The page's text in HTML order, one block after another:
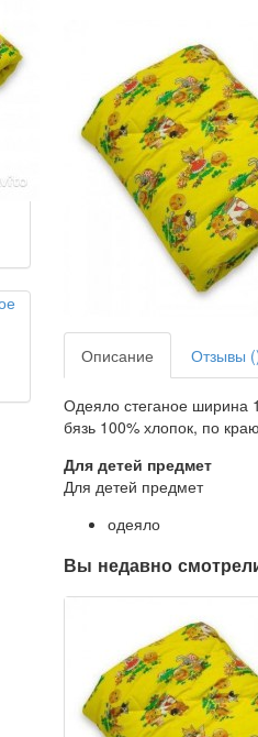
Описание Отзывы
Одеяло стеганое ширина
бязь 100% хлопок, по
Для детей предмет
Для детей предмет
одеяло
Вы недавно